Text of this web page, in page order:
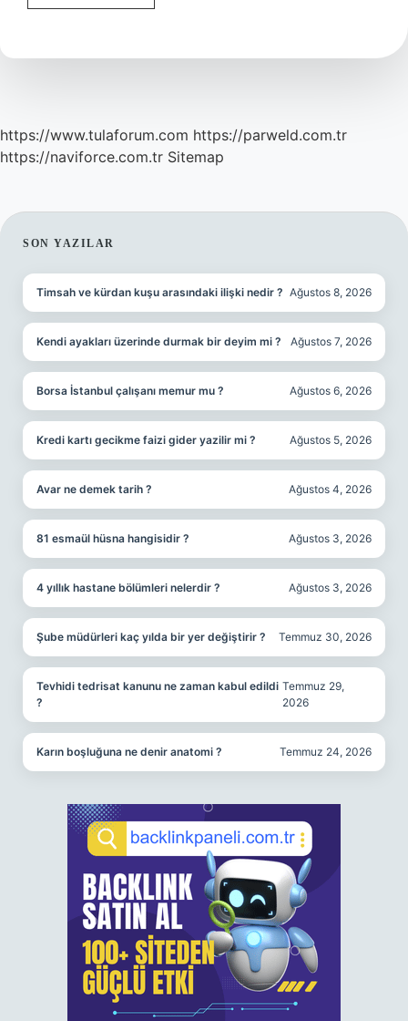
Saraçoğlu
Iyi
https://www.tulaforum.com https://parweld.com.tr
https://naviforce.com.tr Sitemap
SIDEBAR
SON YAZILAR
Timsah ve kürdan kuşu arasındaki ilişki nedir ? Ağustos 8, 2026
Kendi ayakları üzerinde durmak bir deyim mi ? Ağustos 7, 2026
Borsa İstanbul çalışanı memur mu ? Ağustos 6, 2026
Kredi kartı gecikme faizi gider yazilir mi ? Ağustos 5, 2026
Avar ne demek tarih ? Ağustos 4, 2026
81 esmaül hüsna hangisidir ? Ağustos 3, 2026
4 yıllık hastane bölümleri nelerdir ? Ağustos 3, 2026
Şube müdürleri kaç yılda bir yer değiştirir ? Temmuz 30, 2026
Tevhidi tedrisat kanunu ne zaman kabul edildi
?
Temmuz 29,
2026
Karın boşluğuna ne denir anatomi ? Temmuz 24, 2026